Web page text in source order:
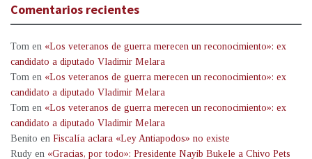
Comentarios recientes
Tom en «Los veteranos de guerra merecen un reconocimiento»: ex
candidato a diputado Vladimir Melara
Tom en «Los veteranos de guerra merecen un reconocimiento»: ex
candidato a diputado Vladimir Melara
Tom en «Los veteranos de guerra merecen un reconocimiento»: ex
candidato a diputado Vladimir Melara
Benito en Fiscalía aclara «Ley Antiapodos» no existe
Rudy en «Gracias, por todo»: Presidente Nayib Bukele a Chivo Pets